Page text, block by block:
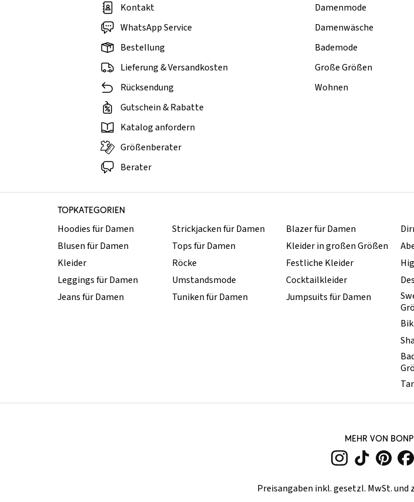
Kontakt
WhatsApp Service
Bestellung
Lieferung & Versandkosten
Rücksendung
Gutschein & Rabatte
Katalog anfordern
Größenberater
Berater
Damenmode
Damenwäsche
Bademode
Große Größen
Wohnen
TOPKATEGORIEN
Hoodies für Damen
Blusen für Damen
Kleider
Leggings für Damen
Jeans für Damen
Strickjacken für Damen
Tops für Damen
Röcke
Umstandsmode
Tuniken für Damen
Blazer für Damen
Kleider in großen Größen
Festliche Kleider
Cocktailkleider
Jumpsuits für Damen
MEHR VON
Preisangaben inkl. gesetzl. MwSt. und